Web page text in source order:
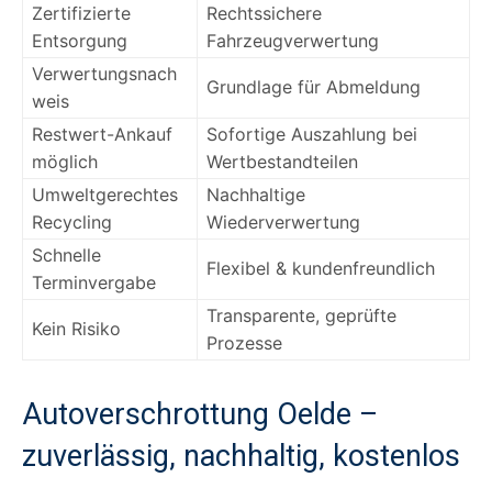
Zertifizierte
Entsorgung
Rechtssichere
Fahrzeugverwertung
Verwertungsnach
weis
Grundlage für Abmeldung
Restwert-Ankauf
möglich
Sofortige Auszahlung bei
Wertbestandteilen
Umweltgerechtes
Recycling
Nachhaltige
Wiederverwertung
Schnelle
Terminvergabe
Flexibel & kundenfreundlich
Kein Risiko
Transparente, geprüfte
Prozesse
Autoverschrottung Oelde –
zuverlässig, nachhaltig, kostenlos